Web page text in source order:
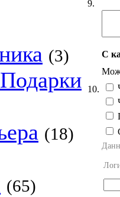
(3)
(18)
(65)
9.
10.
С